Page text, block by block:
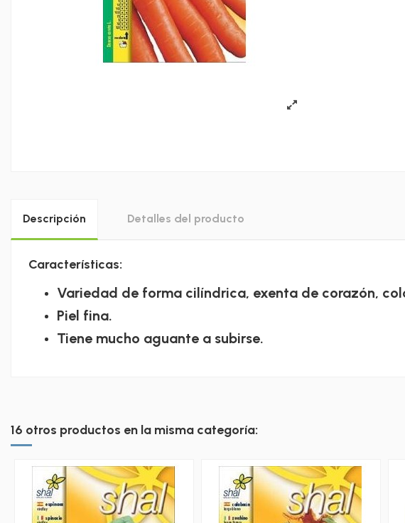
Descripción Detalles del producto
Características:
Variedad de forma cilíndrica, exenta de corazón,
Piel fina.
Tiene mucho aguante a subirse.
16 otros productos en la misma categoría: